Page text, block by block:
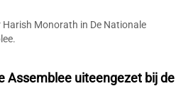
Harish Monorath in De Nationale
Assemblee uiteengezet bij de